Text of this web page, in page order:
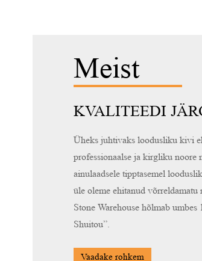
Meist
KVALITEEDI
Üheks juhtivaks loodusliku kivi
professionaalse ja kirgliku noore
ainulaadsele tipptasemel
üle oleme ehitanud
Stone Warehouse hõlmab
Shuitou”.
Vaadake rohkem